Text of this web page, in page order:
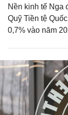
Nền kinh tế Nga
Quỹ Tiền tệ
0,7% vào năm